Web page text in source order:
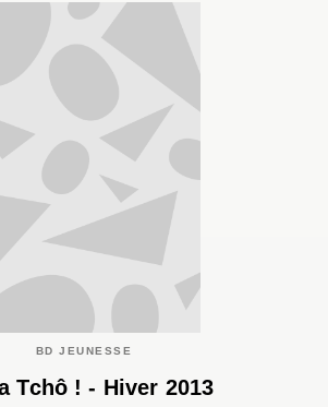
BD JEUNESSE
Tchô ! - Hiver 2013